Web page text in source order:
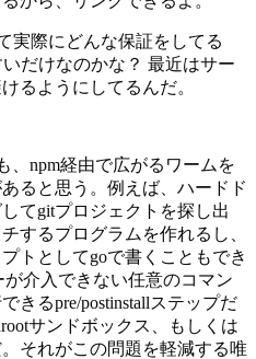
実際にどんな保証をしてる
だけなのかな？ 最近はサー
るようにしてるんだ。
、npm経由で広がるワームを
ると思う。例えば、ハードド
てgitプロジェクトを探し出
するプログラムを作れるし、
トとしてgoで書くこともでき
介入できない任意のコマン
きるpre/postinstallステップだ
サンドボックス、もしくは
それがこの問題を軽減する唯